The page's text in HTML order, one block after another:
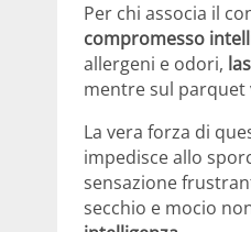
Per chi associa il
compromesso
allergeni e odori,
mentre sul parquet
La vera forza di
impedisce allo
sensazione
secchio e mocio